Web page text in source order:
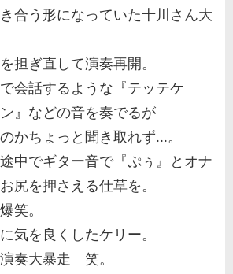
合う形になっていた十川さん大
担ぎ直して演奏再開。
会話するような『テッテケ
』などの音を奏でるが
かちょっと聞き取れず...。
中でギター音で『ぷぅ』とオナ
尻を押さえる仕草を。
笑。
気を良くしたケリー。
奏大暴走 笑。